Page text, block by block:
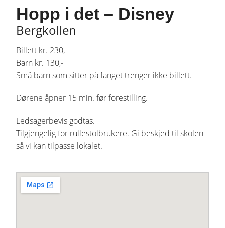
Hopp i det – Disney
Bergkollen
Billett kr. 230,-
Barn kr. 130,-
Små barn som sitter på fanget trenger ikke billett.
Dørene åpner 15 min. før forestilling.
Ledsagerbevis godtas.
Tilgjengelig for rullestolbrukere. Gi beskjed til skolen
så vi kan tilpasse lokalet.